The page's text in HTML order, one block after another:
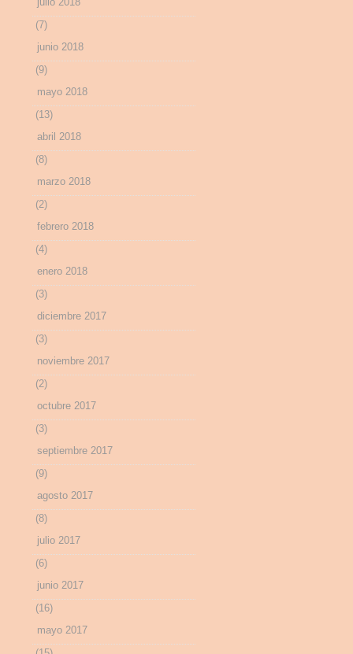
(7)
junio 2018
(9)
mayo 2018
(13)
abril 2018
(8)
marzo 2018
(2)
febrero 2018
(4)
enero 2018
(3)
diciembre 2017
(3)
noviembre 2017
(2)
octubre 2017
(3)
septiembre 2017
(9)
agosto 2017
(8)
julio 2017
(6)
junio 2017
(16)
mayo 2017